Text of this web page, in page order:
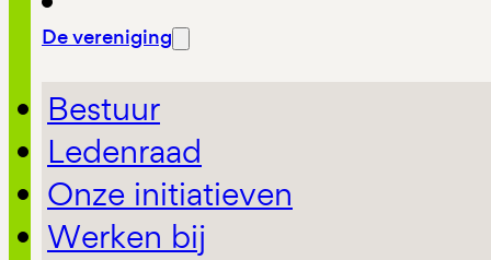
De vereniging
Bestuur
Ledenraad
Onze initiatieven
Werken bij